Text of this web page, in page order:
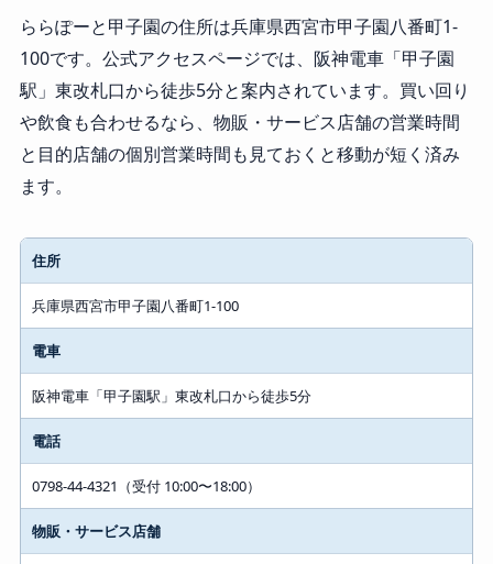
ららぽーと甲子園の住所は兵庫県西宮市甲子園八番町1-
100です。公式アクセスページでは、阪神電車「甲子園
駅」東改札口から徒歩5分と案内されています。買い回り
や飲食も合わせるなら、物販・サービス店舗の営業時間
と目的店舗の個別営業時間も見ておくと移動が短く済み
ます。
住所
兵庫県西宮市甲子園八番町1-100
電車
阪神電車「甲子園駅」東改札口から徒歩5分
電話
0798-44-4321（受付 10:00〜18:00）
物販・サービス店舗